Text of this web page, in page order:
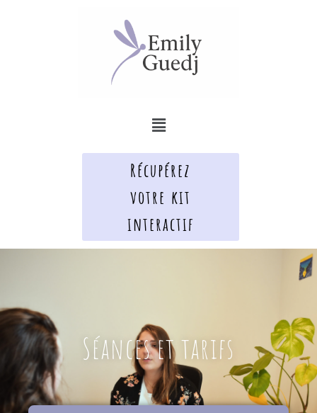
Menu
Récupérez
votre kit
interactif
Séances et tarifs